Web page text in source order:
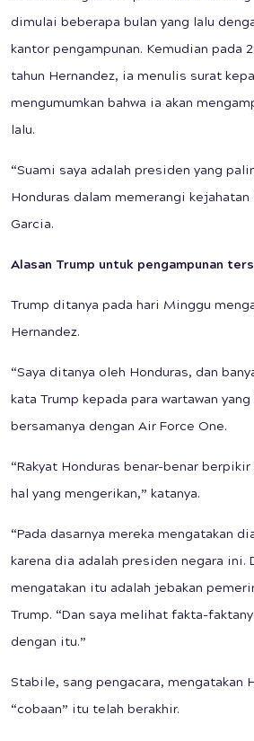
dimulai beberapa bulan yang lalu
kantor pengampunan. Kemudian pada
tahun Hernandez, ia menulis surat
mengumumkan bahwa ia akan
lalu.
“Suami saya adalah presiden yang
Honduras dalam memerangi
Garcia.
Alasan Trump untuk pengampunan
Trump ditanya pada hari Minggu
Hernandez.
“Saya ditanya oleh Honduras, dan
kata Trump kepada para wartawan
bersamanya dengan Air Force One.
“Rakyat Honduras benar-benar
hal yang mengerikan,” katanya.
“Pada dasarnya mereka mengatakan
karena dia adalah presiden negara ini.
mengatakan itu adalah jebakan
Trump. “Dan saya melihat fakta-
dengan itu.”
Stabile, sang pengacara, mengatakan
“cobaan” itu telah berakhir.